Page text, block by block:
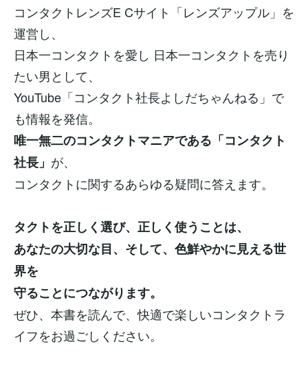
コンタクトレンズE Cサイト「レンズアップル」を
運営し、
日本一コンタクトを愛し 日本一コンタクトを売り
たい男として、
YouTube「コンタクト社長よしだちゃんねる」で
も情報を発信。
唯一無二のコンタクトマニアである「コンタクト
社長」 が、
コンタクトに関するあらゆる疑問に答えます。
タクトを正しく選び、正しく使うことは、
あなたの大切な目、そして、色鮮やかに見える世
界を
守ることにつながります。
ぜひ、本書を読んで、快適で楽しいコンタクトラ
イフをお過ごしください。